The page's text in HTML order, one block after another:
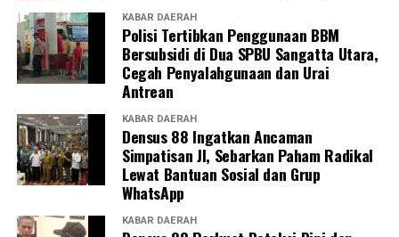
KABAR DAERAH
Polisi Tertibkan Penggunaan BBM
Bersubsidi di Dua SPBU Sangatta Utara,
Cegah Penyalahgunaan dan Urai
Antrean
KABAR DAERAH
Densus 88 Ingatkan Ancaman
Simpatisan JI, Sebarkan Paham Radikal
Lewat Bantuan Sosial dan Grup
WhatsApp
KABAR DAERAH